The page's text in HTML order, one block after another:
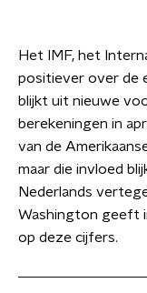
Het IMF, het
positiever over de
blijkt uit nieuwe
berekeningen in
van de
maar die invloed
Nederlands
Washington geeft
op deze cijfers.